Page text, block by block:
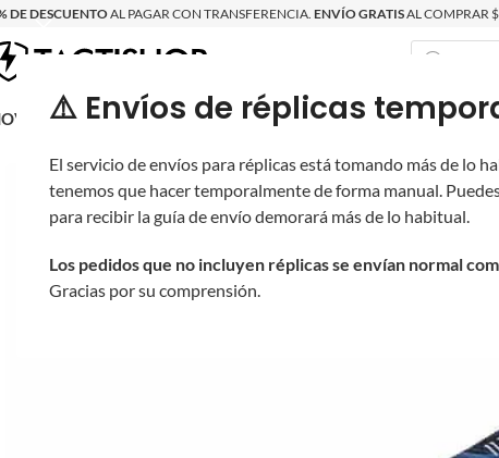
⚠️ Envíos de réplicas
El servicio de envíos para réplicas está tomando más de lo
tenemos que hacer temporalmente de forma manual.
para recibir la guía de envío demorará más de lo habitual.
Los pedidos que no incluyen réplicas se envían normal
Gracias por su comprensión.
DE DESCUENTOAL PAGAR CON TRANSFERENCIA. ENVÍO GRATISAL COMPRAR
RÉPLICASPARTES Y ACCESORIOSEQUIPO